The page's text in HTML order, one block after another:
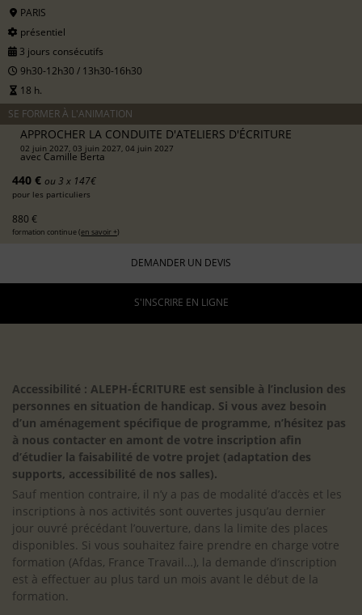
PARIS
présentiel
3 jours consécutifs
9h30-12h30 / 13h30-16h30
18 h.
SE FORMER À L'ANIMATION
APPROCHER LA CONDUITE D'ATELIERS D'ÉCRITURE
02 juin 2027, 03 juin 2027, 04 juin 2027
avec Camille Berta
440 € ou 3 x 147€
pour les particuliers
880 €
formation continue (en savoir +)
DEMANDER UN DEVIS
S'INSCRIRE EN LIGNE
Accessibilité : ALEPH-ÉCRITURE est sensible à l’inclusion des
personnes en situation de handicap. Si vous avez besoin
d’un aménagement spécifique de programme, n’hésitez pas
à nous contacter en amont de votre inscription afin
d’étudier la faisabilité de votre projet (adaptation des
supports, accessibilité de nos salles).
Sauf mention contraire, il n’y a pas de modalité d’accès et les
inscriptions à nos activités sont ouvertes jusqu’au dernier
jour ouvré précédant l’ouverture, dans la limite des places
disponibles. Si vous souhaitez faire prendre en charge votre
formation (Afdas, France Travail…), la demande d’inscription
est à effectuer au plus tard un mois avant le début de la
formation.